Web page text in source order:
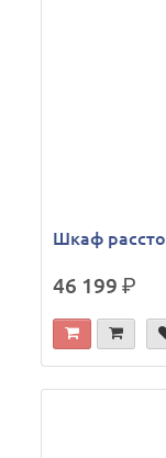
Шкаф
46 199р.